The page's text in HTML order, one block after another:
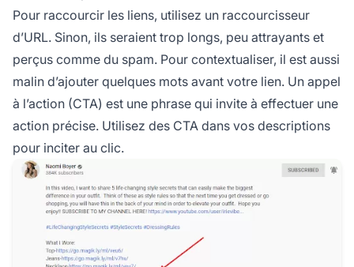
Pour raccourcir les liens, utilisez un raccourcisseur
d’URL. Sinon, ils seraient trop longs, peu attrayants et
perçus comme du spam. Pour contextualiser, il est aussi
malin d’ajouter quelques mots avant votre lien. Un appel
à l’action (CTA) est une phrase qui invite à effectuer une
action précise. Utilisez des CTA dans vos descriptions
pour inciter au clic.